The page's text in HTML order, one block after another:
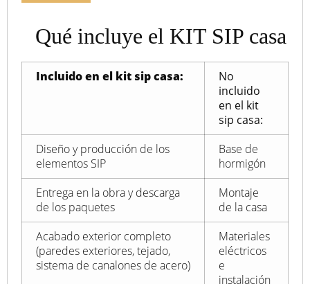
Qué incluye el KIT SIP casa
Incluido en el kit sip casa:
No
incluido
en el kit
sip casa:
Diseño y producción de los
elementos SIP
Base de
hormigón
Entrega en la obra y descarga
de los paquetes
Montaje
de la casa
Acabado exterior completo
(paredes exteriores, tejado,
sistema de canalones de acero)
Materiales
eléctricos
e
instalación